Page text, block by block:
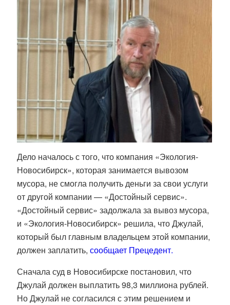
Дело началось с того, что компания «Экология-
Новосибирск», которая занимается вывозом
мусора, не смогла получить деньги за свои услуги
от другой компании — «Достойный сервис».
«Достойный сервис» задолжала за вывоз мусора,
и «Экология-Новосибирск» решила, что Джулай,
который был главным владельцем этой компании,
должен заплатить, сообщает Прецедент.
Сначала суд в Новосибирске постановил, что
Джулай должен выплатить 98,3 миллиона рублей.
Но Джулай не согласился с этим решением и